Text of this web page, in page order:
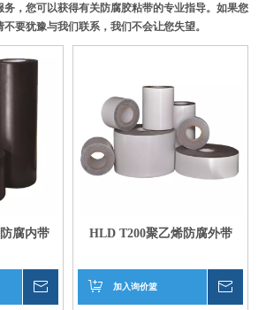
务，您可以获得有关防腐胶粘带的专业指导。如果您
不要犹豫与我们联系，我们不会让您失望。
腐内带 HLD T200聚乙烯防腐外带
加入询价篮